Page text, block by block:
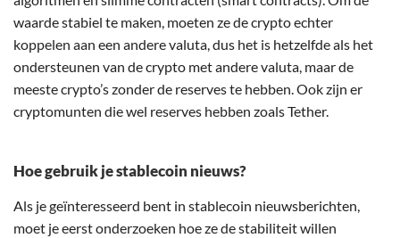
waarde stabiel te maken, moeten ze de crypto echter
koppelen aan een andere valuta, dus het is hetzelfde als het
ondersteunen van de crypto met andere valuta, maar de
meeste crypto’s zonder de reserves te hebben. Ook zijn er
cryptomunten die wel reserves hebben zoals Tether.
Hoe gebruik je stablecoin nieuws?
Als je geïnteresseerd bent in stablecoin nieuwsberichten,
moet je eerst onderzoeken hoe ze de stabiliteit willen